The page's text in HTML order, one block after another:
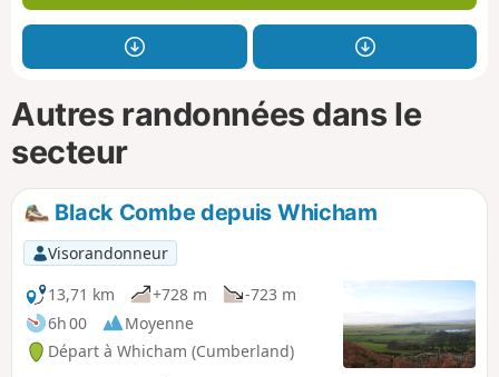
Autres randonnées dans le
secteur
Black Combe depuis Whicham
Visorandonneur
13,71 km
+728 m
-723 m
6h 00
Moyenne
Départ à Whicham (Cumberland)